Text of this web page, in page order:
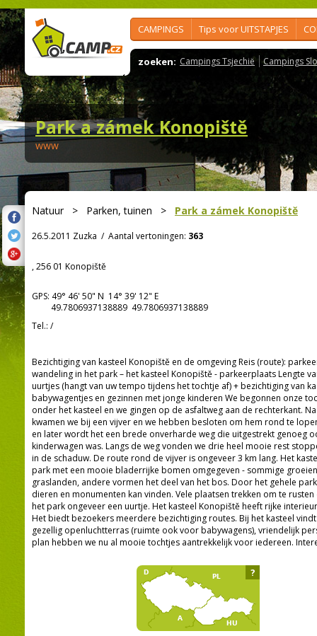
CAMPINGS Tips voor UITSTAPJES
zoeken: Campings Tsjechië Campings
Park a zámek Konopiště
www
Natuur> Parken, tuinen > Park a zámek Konopiště
26.5.2011 Zuzka / Aantal vertoningen: 363
, 256 01 Konopiště
GPS: 49° 46' 50" N 14° 39' 12" E
49.7806937138889 49.7806937138889
Tel.: /
Bezichtiging van kasteel Konopiště en de omgeving Reis (route):
wandeling in het park – het kasteel Konopiště - parkeerplaats Lengte
uurtjes (hangt van uw tempo tijdens het tochtje af) + bezichtiging van
babywagentjes en gezinnen met jonge kinderen We begonnen onze
onder het kasteel en we gingen op de asfaltweg aan de rechterkant.
kwamen we bij een vijver en we hebben besloten om hem rond te
en later wordt het een brede onverharde weg die uitgestrekt genoeg
kinderwagen was. Langs de weg vonden we drie heel mooie rest
in de schaduw. De route rond de vijver is ongeveer 3 km lang. Het
park met een mooie bladerrijke bomen omgegeven - sommige
graslanden, andere vormen het deel van het bos. Door het gehele
dieren en monumenten kan vinden. Vele plaatsen trekken om te
het park ongeveer een uurtje. Het kasteel Konopiště heeft rijke
Het biedt bezoekers meerdere bezichtiging routes. Bij het kasteel
gezellig openluchtterras (ruimte ook voor babywagens), vriendelijk
plan hebben we nu al mooie tochtjes aantrekkelijk voor iedereen.
?